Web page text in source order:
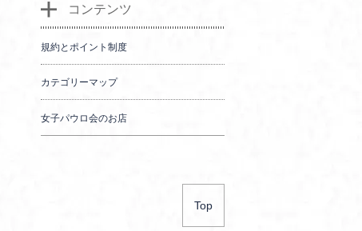
コンテンツ
規約とポイント制度
カテゴリーマップ
女子パウロ会のお店
Top